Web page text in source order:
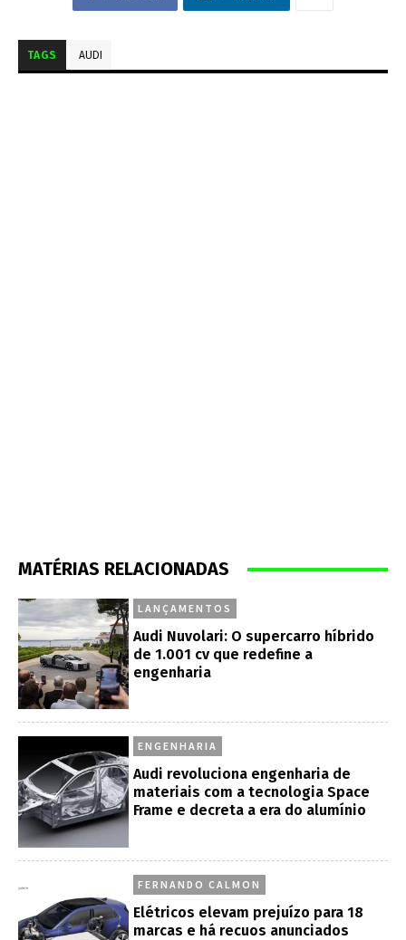
TAGS AUDI
MATÉRIAS RELACIONADAS
LANÇAMENTOS
Audi Nuvolari: O supercarro híbrido
de 1.001 cv que redefine a
engenharia
ENGENHARIA
Audi revoluciona engenharia de
materiais com a tecnologia Space
Frame e decreta a era do alumínio
FERNANDO CALMON
Elétricos elevam prejuízo para 18
marcas e há recuos anunciados